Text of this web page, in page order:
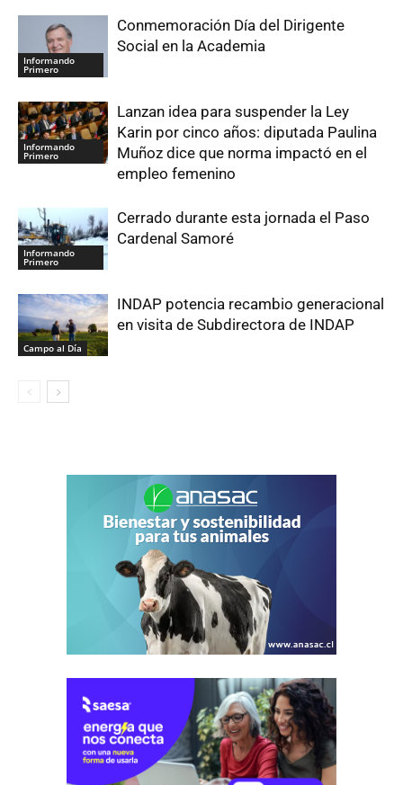
Informando
Primero
Conmemoración Día del Dirigente
Social en la Academia
Informando
Primero
Lanzan idea para suspender la Ley
Karin por cinco años: diputada Paulina
Muñoz dice que norma impactó en el
empleo femenino
Informando
Primero
Cerrado durante esta jornada el Paso
Cardenal Samoré
Campo al Día
INDAP potencia recambio generacional
en visita de Subdirectora de INDAP